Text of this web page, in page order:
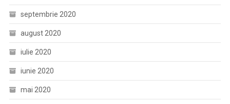
septembrie 2020
august 2020
iulie 2020
iunie 2020
mai 2020